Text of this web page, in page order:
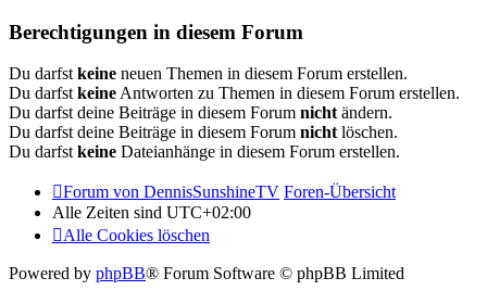
Berechtigungen in diesem Forum
Du darfst keine neuen Themen in diesem Forum erstellen.
Du darfst keine Antworten zu Themen in diesem Forum erstellen.
Du darfst deine Beiträge in diesem Forum nicht ändern.
Du darfst deine Beiträge in diesem Forum nicht löschen.
Du darfst keine Dateianhänge in diesem Forum erstellen.
Forum von DennisSunshineTV Foren-Übersicht
Alle Zeiten sind UTC+02:00
Alle Cookies löschen
Powered by phpBB® Forum Software © phpBB Limited